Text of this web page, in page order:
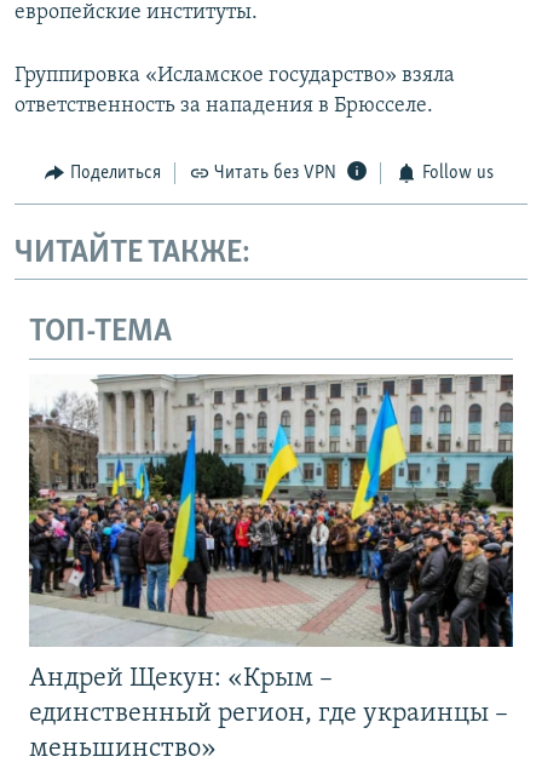
европейские институты.
Группировка «Исламское государство» взяла
ответственность за нападения в Брюсселе.
Поделиться Читать без VPN Follow us
ЧИТАЙТЕ ТАКЖЕ:
ТОП-ТЕМА
Андрей Щекун: «Крым –
единственный регион, где украинцы –
меньшинство»